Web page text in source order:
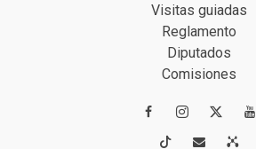
Visitas guiadas
Reglamento
Diputados
Comisiones
 
 